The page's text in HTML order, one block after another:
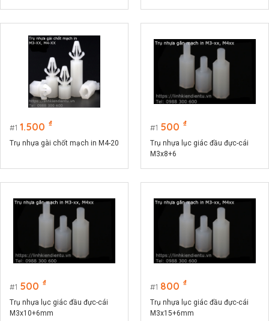
1 1.500 ₫
Trụ nhựa gài chốt mạch in M4-20
1 500 ₫
Trụ nhựa lục giác đầu đực-cái
M3x8+6
1 500 ₫
Trụ nhựa lục giác đầu đực-cái
M3x10+6mm
1 800 ₫
Trụ nhựa lục giác đầu đực-cái
M3x15+6mm